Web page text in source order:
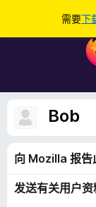
需要下
Bob
向 Mozilla 报告
发送有关用户